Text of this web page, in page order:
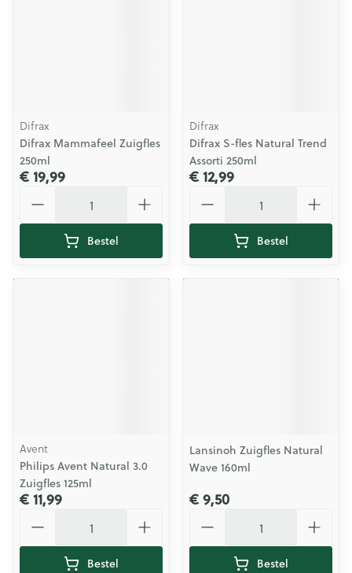
Difrax
Difrax Mammafeel Zuigfles
250ml
€ 19,99
Bestel
Difrax
Difrax S-fles Natural Trend
Assorti 250ml
€ 12,99
Bestel
Avent
Philips Avent Natural 3.0
Zuigfles 125ml
€ 11,99
Bestel
Lansinoh Zuigfles Natural
Wave 160ml
€ 9,50
Bestel